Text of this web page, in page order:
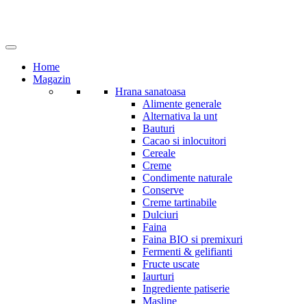
Home
Magazin
Hrana sanatoasa
Alimente generale
Alternativa la unt
Bauturi
Cacao si inlocuitori
Cereale
Creme
Condimente naturale
Conserve
Creme tartinabile
Dulciuri
Faina
Faina BIO si premixuri
Fermenti & gelifianti
Fructe uscate
Iaurturi
Ingrediente patiserie
Masline